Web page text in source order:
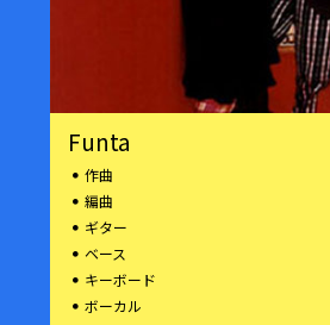
Funta
作曲
編曲
ギター
ベース
キーボード
ボーカル